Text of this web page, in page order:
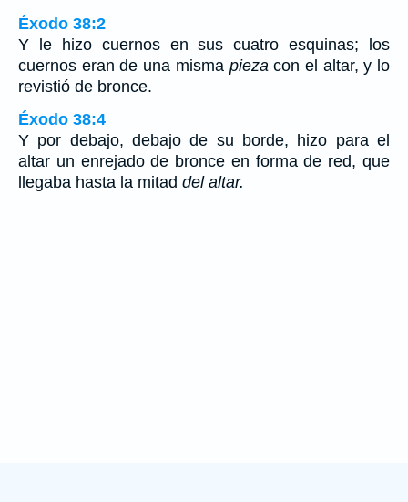
Éxodo 38:2
Y le hizo cuernos en sus cuatro esquinas; los
cuernos eran de una misma piezacon el altar, y lo
revistió de bronce.
Éxodo 38:4
Y por debajo, debajo de su borde, hizo para el
altar un enrejado de bronce en forma de red, que
llegaba hasta la mitad del altar.